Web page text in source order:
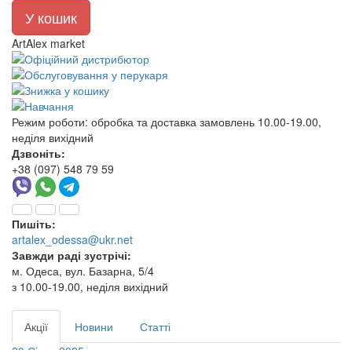
У кошик
ArtAlex market
Режим роботи: обробка та доставка замовлень 10.00-19.00,
неділя вихідний
Дзвоніть:
+38 (097) 548 79 59
Пишіть:
artalex_odessa@ukr.net
Завжди раді зустрічі:
м. Одеса, вул. Базарна, 5/4
з 10.00-19.00, неділя вихідний
Акції Новини
Статті